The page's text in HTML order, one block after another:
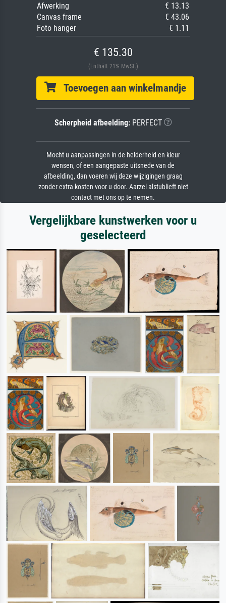
Afwerking
€ 13.13
Canvas frame
€ 43.06
Foto hanger
€ 1.11
€ 135.30
(Enthält 21% MwSt.)
Toevoegen aan winkelmandje
Scherpheid afbeelding:PERFECT
Mocht u aanpassingen in de helderheid en kleur
wensen, of een aangepaste uitsnede van de
afbeelding, dan voeren wij deze wijzigingen graag
zonder extra kosten voor u door. Aarzel alstublieft niet
contact met ons op te nemen.
Vergelijkbare kunstwerken voor u
geselecteerd